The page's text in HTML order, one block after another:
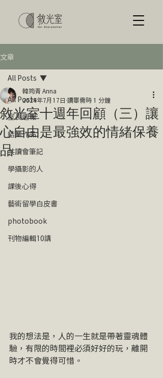
文章
All Posts
室長週報
結業作品
共讀會筆記
學攝影的人
課後心得
藝術留學白皮書
photobook
刊物編輯10講
All Posts
敘光室十週年回顧（三）讓
心自由是最強效的情緒保養
品
韓筠青 Anna
2024年7月17日 讀畢需時 1 分鐘
​我的想法是，人的一生就是帶著靈魂體
驗，有限的時間裡必須好好的玩，離開
時才不會覺得可惜。